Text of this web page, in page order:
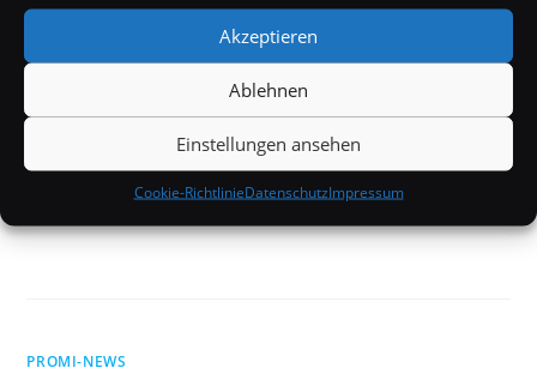
Akzeptieren
Ablehnen
Einstellungen ansehen
Cookie-RichtlinieDatenschutzImpressum
PROMI-NEWS